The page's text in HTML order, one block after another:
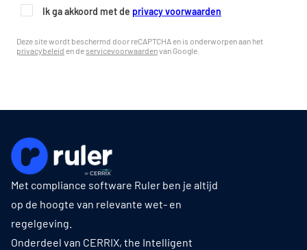
Ik ga akkoord met de privacy voorwaarden
Deze site wordt beschermd door reCAPTCHA en is onderworpen aan het
privacybeleid en deservicevoorwaardenvan Google.
Met compliance software Ruler ben je altijd
op de hoogte van relevante wet- en
regelgeving.
Onderdeel van CERRIX, the Intelligent